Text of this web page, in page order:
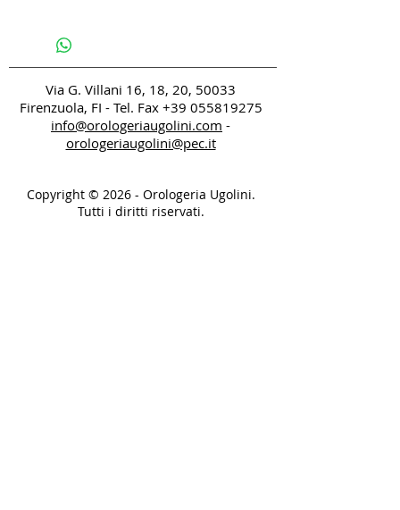
Via G. Villani 16, 18, 20, 50033
Firenzuola, FI - Tel. Fax +39 055819275
info@orologeriaugolini.com -
orologeriaugolini@pec.it
Copyright © 2026 - Orologeria Ugolini.
Tutti i diritti riservati.